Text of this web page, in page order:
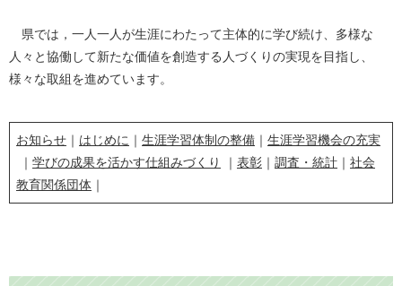
県では，一人一人が生涯にわたって主体的に学び続け、多様な
人々と協働して新たな価値を創造する人づくりの実現を目指し、
様々な取組を進めています。
お知らせ ｜ はじめに ｜ 生涯学習体制の整備 ​｜ 生涯学習機会の充実
｜ 学びの成果を活かす仕組みづくり ​ ｜ 表彰 ｜ 調査・統計 ｜ 社会
教育関係団体 ｜